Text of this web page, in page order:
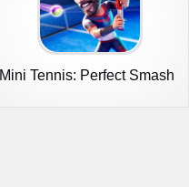
Mini Tennis: Perfect Smash